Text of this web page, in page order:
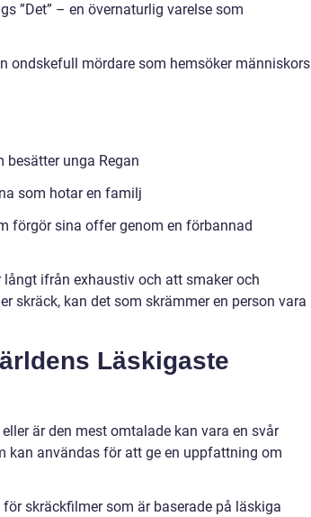
”Det” – en övernaturlig varelse som
ondskefull mördare som hemsöker människors
besätter unga Regan
som hotar en familj
förgör sina offer genom en förbannad
ifrån exhaustiv och att smaker och
skräck, kan det som skrämmer en person vara
Läskigaste
är den mest omtalade kan vara en svår
kan användas för att ge en uppfattning om
skräckfilmer som är baserade på läskiga